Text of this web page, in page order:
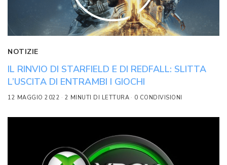
NOTIZIE
IL RINVIO DI STARFIELD E DI REDFALL: SLITTA
L’USCITA DI ENTRAMBI I GIOCHI
12 MAGGIO 2022 2 MINUTI DI LETTURA 0 CONDIVISIONI